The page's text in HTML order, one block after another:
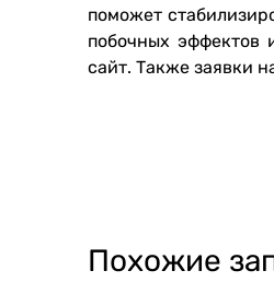
поможет
побочных эффектов
сайт. Также заявки
Похожие